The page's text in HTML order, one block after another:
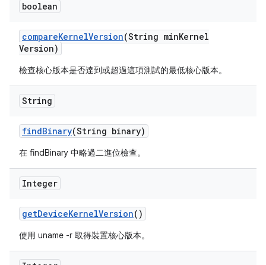
boolean
compareKernelVersion(String minKernel
Version)
檢查核心版本是否達到或超過這項測試的最低核心版本。
String
findBinary(String binary)
在 findBinary 中略過二進位檢查。
Integer
getDeviceKernelVersion()
使用 uname -r 取得裝置核心版本。